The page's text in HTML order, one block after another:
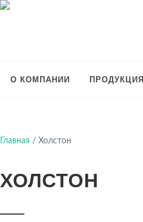
О КОМПАНИИ ПРОДУКЦИЯ
Главная / Холстон
ХОЛСТОН